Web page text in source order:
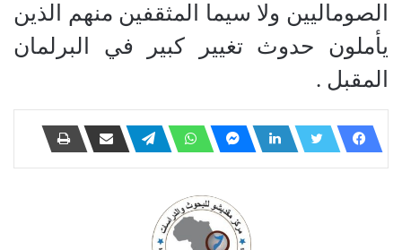
الصوماليين ولا سيما المثقفين منهم الذين
يأملون حدوث تغيير كبير في البرلمان
المقبل .